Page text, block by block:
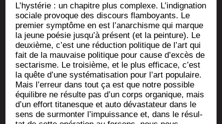
L’hystérie : un cha­pitre plus com­plexe. L’indignation
sociale pro­voque des dis­cours flam­boyants. Le
pre­mier symp­tôme en est l’anarchisme qui marque
la jeune poé­sie jusqu’à pré­sent (et la pein­ture). Le
deuxième, c’est une réduc­tion poli­tique de l’art qui
fait de la mau­vaise poli­tique pour cause d’excès de
sec­ta­risme. Le troi­sième, et le plus effi­cace, c’est
la quête d’une sys­té­ma­ti­sa­tion pour l’art popu­laire.
Mais l’erreur dans tout ça est que notre pos­sible
équi­libre ne résulte pas d’un corps orga­nique, mais
d’un effort tita­nesque et auto dévas­ta­teur dans le
sens de sur­mon­ter l’impuissance et, dans le résul­